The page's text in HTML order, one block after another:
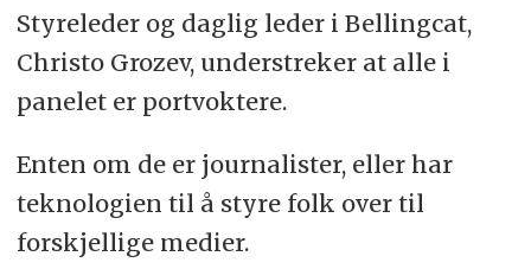
Styreleder og daglig leder i Bellingcat,
Christo Grozev, understreker at alle i
panelet er portvoktere.
Enten om de er journalister, eller har
teknologien til å styre folk over til
forskjellige medier.